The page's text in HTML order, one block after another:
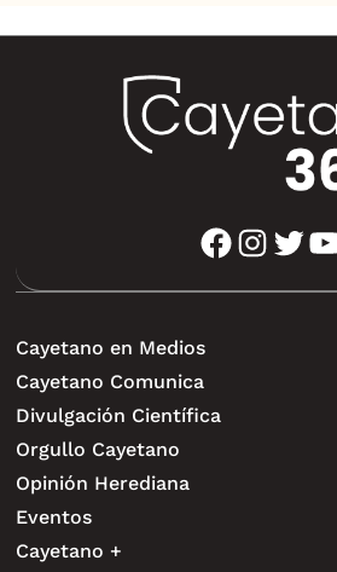
facebook instagram twitter youtube
Cayetano en Medios
Cayetano Comunica
Divulgación Científica
Orgullo Cayetano
Opinión Herediana
Eventos
Cayetano +